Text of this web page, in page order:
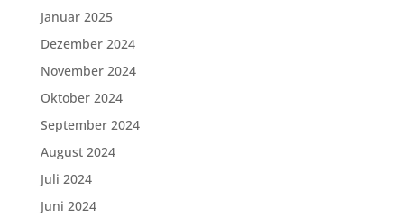
Januar 2025
Dezember 2024
November 2024
Oktober 2024
September 2024
August 2024
Juli 2024
Juni 2024